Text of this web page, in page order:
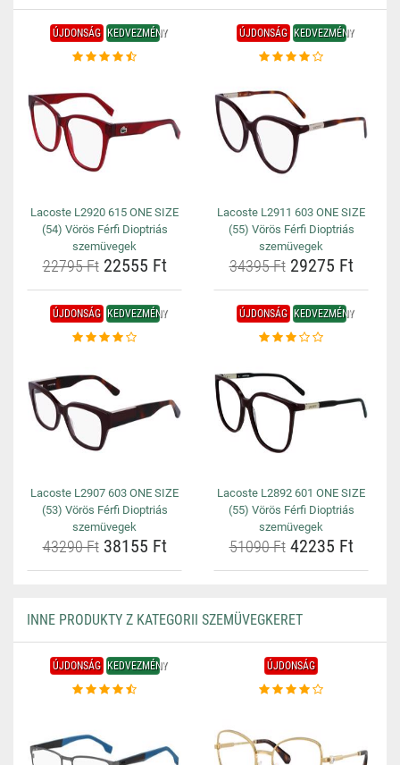
ÚJDONSÁG KEDVEZMÉNY
Lacoste L2920 615 ONE SIZE
(54) Vörös Férfi Dioptriás
szemüvegek
22795 Ft22555 Ft
ÚJDONSÁG KEDVEZMÉNY
Lacoste L2911 603 ONE SIZE
(55) Vörös Férfi Dioptriás
szemüvegek
34395 Ft29275 Ft
ÚJDONSÁG KEDVEZMÉNY
Lacoste L2907 603 ONE SIZE
(53) Vörös Férfi Dioptriás
szemüvegek
43290 Ft38155 Ft
ÚJDONSÁG KEDVEZMÉNY
Lacoste L2892 601 ONE SIZE
(55) Vörös Férfi Dioptriás
szemüvegek
51090 Ft42235 Ft
INNE PRODUKTY Z KATEGORII SZEMÜVEGKERET
ÚJDONSÁG KEDVEZMÉNY ÚJDONSÁG